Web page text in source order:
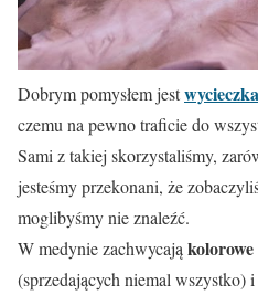
Dobrym pomysłem jest
czemu na pewno traficie do
Sami z takiej skorzystaliśmy,
jesteśmy przekonani, że
moglibyśmy nie znaleźć.
W medynie zachwycają
(sprzedających niemal wszystko) i